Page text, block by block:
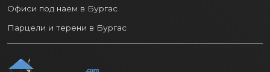
Офиси под наем в Бургас
Парцели и терени в Бургас